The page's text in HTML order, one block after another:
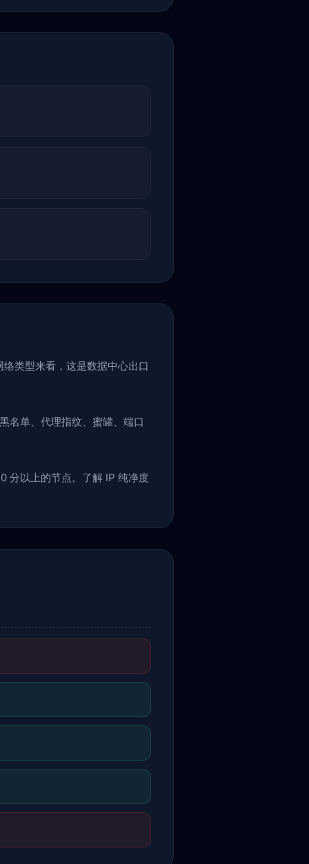
络类型来看，这是数据中心出口
名单、代理指纹、蜜罐、端口
分以上的节点。了解 IP 纯净度